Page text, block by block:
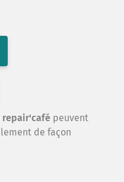
repair'café peuvent
de façon